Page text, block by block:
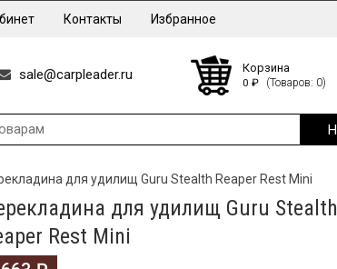
Контакты Избранное
sale@carpleader.ru Корзина
0 ₽ (Товаров: 0)
для удилищ Guru Stealth Reaper Rest Mini
для удилищ Guru Stealth
Rest Mini